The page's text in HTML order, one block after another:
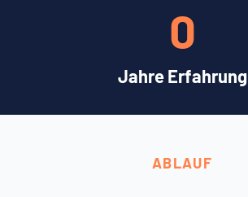
Jahre Erfahrung
0
ABLAUF